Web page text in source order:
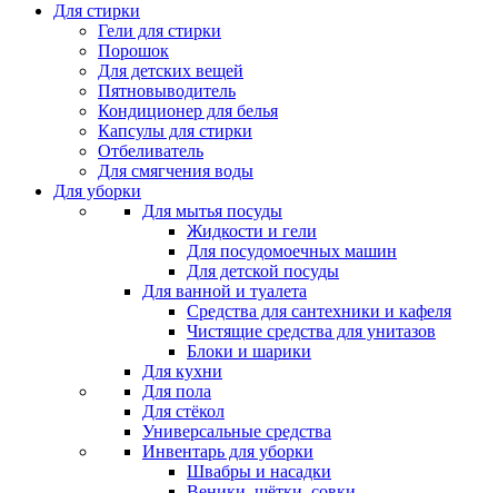
Для стирки
Гели для стирки
Порошок
Для детских вещей
Пятновыводитель
Кондиционер для белья
Капсулы для стирки
Отбеливатель
Для смягчения воды
Для уборки
Для мытья посуды
Жидкости и гели
Для посудомоечных машин
Для детской посуды
Для ванной и туалета
Средства для сантехники и кафеля
Чистящие средства для унитазов
Блоки и шарики
Для кухни
Для пола
Для стёкол
Универсальные средства
Инвентарь для уборки
Швабры и насадки